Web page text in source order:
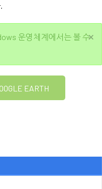
운영체계에서는 볼 수
EARTH